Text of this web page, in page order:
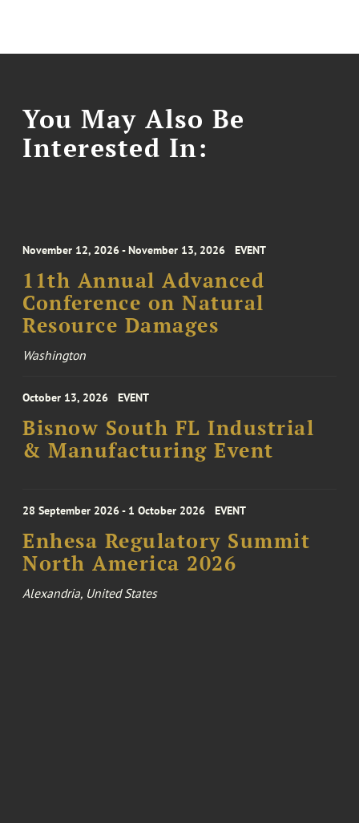
You May Also Be
Interested In:
November 12, 2026 - November 13, 2026 EVENT
11th Annual Advanced
Conference on Natural
Resource Damages
Washington
October 13, 2026 EVENT
Bisnow South FL Industrial
& Manufacturing Event
28 September 2026 - 1 October 2026 EVENT
Enhesa Regulatory Summit
North America 2026
Alexandria, United States